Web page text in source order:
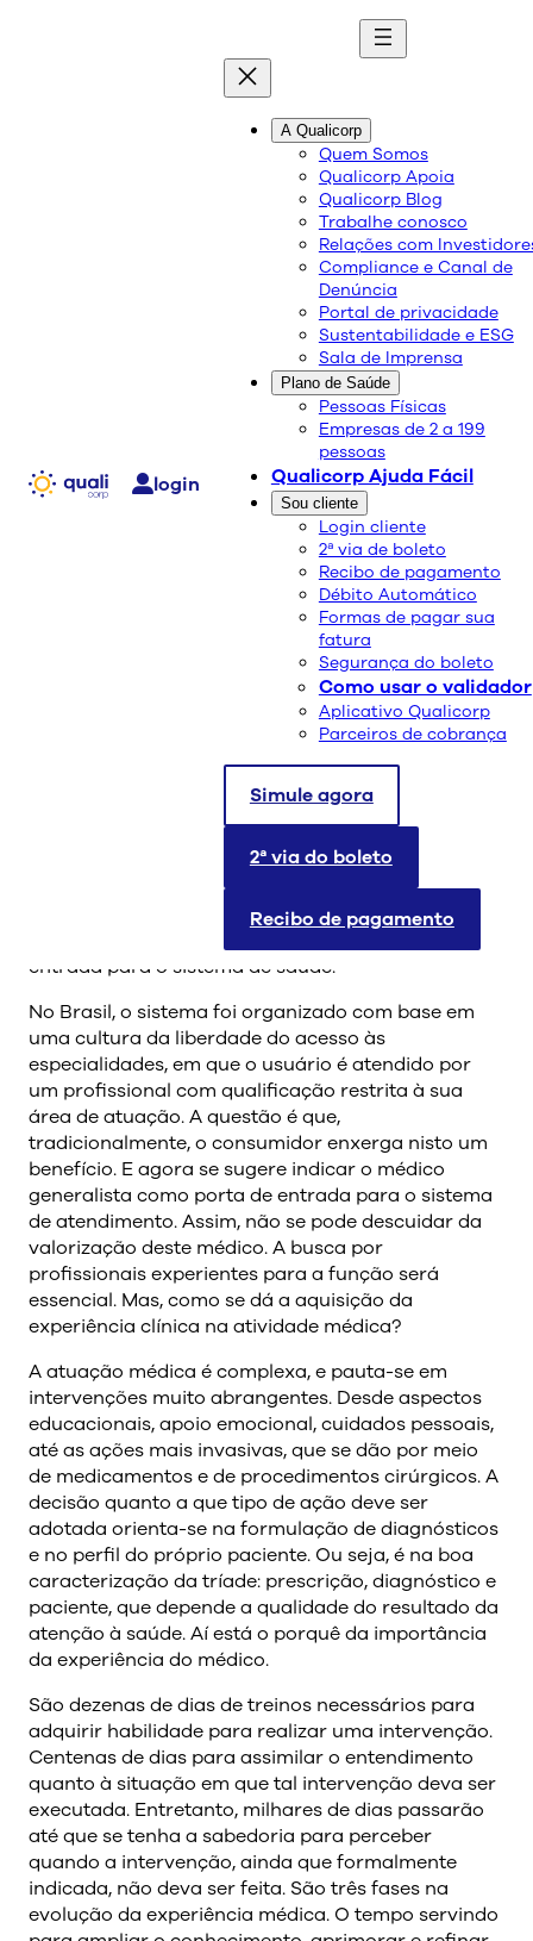
login
A Qualicorp
Quem Somos
Qualicorp Apoia
Qualicorp Blog
Trabalhe conosco
Relações com
Compliance e Canal de
Denúncia
Portal de privacidade
Sustentabilidade e ESG
Sala de Imprensa
Plano de Saúde
Pessoas Físicas
Empresas de 2 a 199
pessoas
Qualicorp Ajuda Fácil
Sou cliente
Login cliente
2ª via de boleto
Recibo de pagamento
Débito Automático
Formas de pagar sua
fatura
Segurança do boleto
Como usar o validador
Aplicativo Qualicorp
Parceiros de cobrança
Simule agora
2ª via do boleto
Recibo de pagamento
A atenção primária e a
mudança no modelo de
Confira abaixo o artigo de Celso Visconti
Evangelista, superintendente-médico da Qualicorp,
publicado nesta segunda-feira (24) pelo jornal
A atenção primária e a mudança no modelo de
saúde
Muito se tem discutido a respeito das mudanças
necessárias no modelo da saúde suplementar. Um
dos mais importantes pilares desse debate é o
resgate da imagem do médico de família, ou
entrada para o sistema de saúde.
No Brasil, o sistema foi organizado com base em
uma cultura da liberdade do acesso às
especialidades, em que o usuário é atendido por
um profissional com qualificação restrita à sua
área de atuação. A questão é que,
tradicionalmente, o consumidor enxerga nisto um
benefício. E agora se sugere indicar o médico
generalista como porta de entrada para o sistema
de atendimento. Assim, não se pode descuidar da
valorização deste médico. A busca por
profissionais experientes para a função será
essencial. Mas, como se dá a aquisição da
experiência clínica na atividade médica?
A atuação médica é complexa, e pauta-se em
intervenções muito abrangentes. Desde aspectos
educacionais, apoio emocional, cuidados pessoais,
até as ações mais invasivas, que se dão por meio
de medicamentos e de procedimentos cirúrgicos. A
decisão quanto a que tipo de ação deve ser
adotada orienta-se na formulação de diagnósticos
e no perfil do próprio paciente. Ou seja, é na boa
caracterização da tríade: prescrição, diagnóstico e
paciente, que depende a qualidade do resultado da
atenção à saúde. Aí está o porquê da importância
da experiência do médico.
São dezenas de dias de treinos necessários para
adquirir habilidade para realizar uma intervenção.
Centenas de dias para assimilar o entendimento
quanto à situação em que tal intervenção deva ser
executada. Entretanto, milhares de dias passarão
até que se tenha a sabedoria para perceber
quando a intervenção, ainda que formalmente
indicada, não deva ser feita. São três fases na
evolução da experiência médica. O tempo servindo